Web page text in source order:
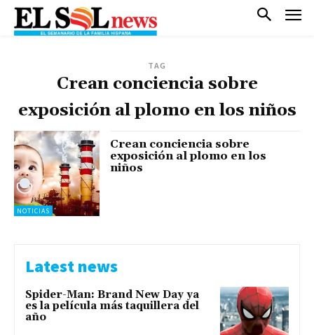
TAG
Crean conciencia sobre
exposición al plomo en los niños
NOTICIAS
Crean conciencia sobre
exposición al plomo en los
niños
Latest news
Spider-Man: Brand New Day ya
es la película más taquillera del
año